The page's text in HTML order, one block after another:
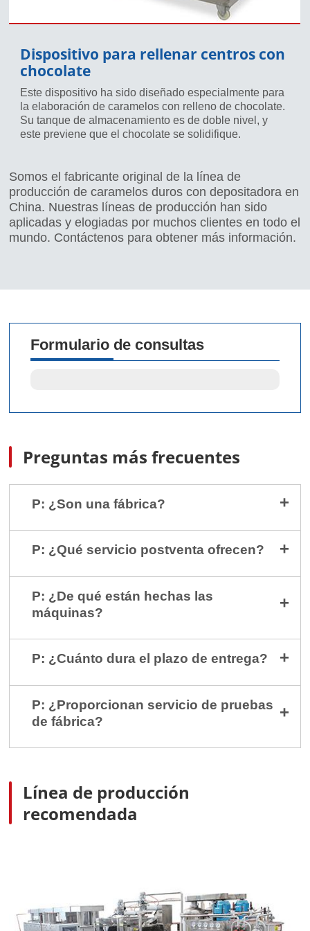
Dispositivo para rellenar centros con
chocolate
Este dispositivo ha sido diseñado especialmente para
la elaboración de caramelos con relleno de chocolate.
Su tanque de almacenamiento es de doble nivel, y
este previene que el chocolate se solidifique.
Somos el fabricante original de la línea de
producción de caramelos duros con depositadora en
China. Nuestras líneas de producción han sido
aplicadas y elogiadas por muchos clientes en todo el
mundo. Contáctenos para obtener más información.
Formulario de consultas
Preguntas más frecuentes
P: ¿Son una fábrica?
P: ¿Qué servicio postventa ofrecen?
P: ¿De qué están hechas las
máquinas?
P: ¿Cuánto dura el plazo de entrega?
P: ¿Proporcionan servicio de pruebas
de fábrica?
Línea de producción
recomendada